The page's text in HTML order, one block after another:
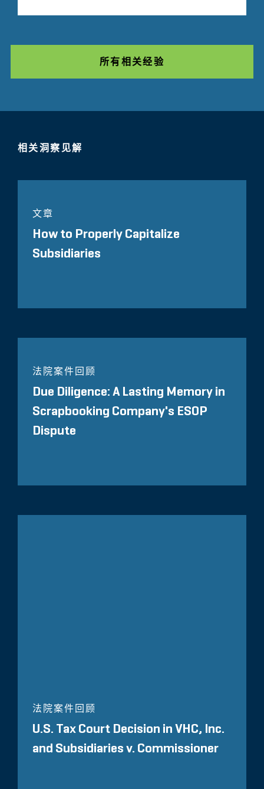
所有相关经验
相关洞察见解
文章
How to Properly Capitalize
Subsidiaries
法院案件回顾
Due Diligence: A Lasting Memory in
Scrapbooking Company's ESOP
Dispute
法院案件回顾
U.S. Tax Court Decision in VHC, Inc.
and Subsidiaries v. Commissioner